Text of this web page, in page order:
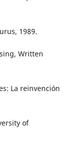
1989.
Written
La reinvención
of